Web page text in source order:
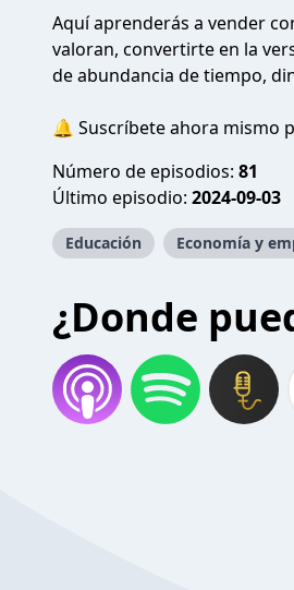
Aquí aprenderás a vender
valoran, convertirte en la
de abundancia de tiempo,
🔔 Suscríbete ahora mismo
Número de episodios: 81
Último episodio: 2024-09-03
Educación Economía y
¿Donde